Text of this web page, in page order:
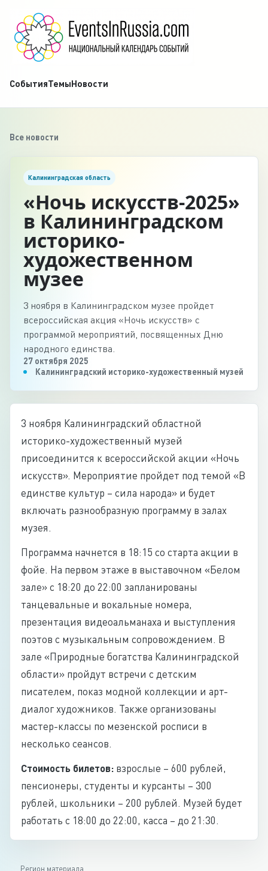
СобытияТемыНовости
Все новости
Калининградская область
«Ночь искусств-2025»
в Калининградском
историко-
художественном
музее
3 ноября в Калининградском музее пройдет
всероссийская акция «Ночь искусств» с
программой мероприятий, посвященных Дню
народного единства.
27 октября 2025
Калининградский историко-художественный музей
3 ноября Калининградский областной
историко-художественный музей
присоединится к всероссийской акции «Ночь
искусств». Мероприятие пройдет под темой «В
единстве культур – сила народа» и будет
включать разнообразную программу в залах
музея.
Программа начнется в 18:15 со старта акции в
фойе. На первом этаже в выставочном «Белом
зале» с 18:20 до 22:00 запланированы
танцевальные и вокальные номера,
презентация видеоальманаха и выступления
поэтов с музыкальным сопровождением. В
зале «Природные богатства Калининградской
области» пройдут встречи с детским
писателем, показ модной коллекции и арт-
диалог художников. Также организованы
мастер-классы по мезенской росписи в
несколько сеансов.
Стоимость билетов: взрослые – 600 рублей,
пенсионеры, студенты и курсанты – 300
рублей, школьники – 200 рублей. Музей будет
работать с 18:00 до 22:00, касса – до 21:30.
Регион материала